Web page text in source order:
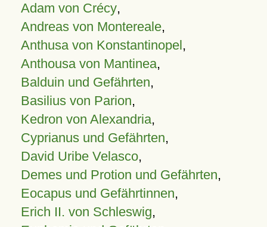
Adam von Crécy,
Andreas von Montereale,
Anthusa von Konstantinopel,
Anthousa von Mantinea,
Balduin und Gefährten,
Basilius von Parion,
Kedron von Alexandria,
Cyprianus und Gefährten,
David Uribe Velasco,
Demes und Protion und Gefährten,
Eocapus und Gefährtinnen,
Erich II. von Schleswig,